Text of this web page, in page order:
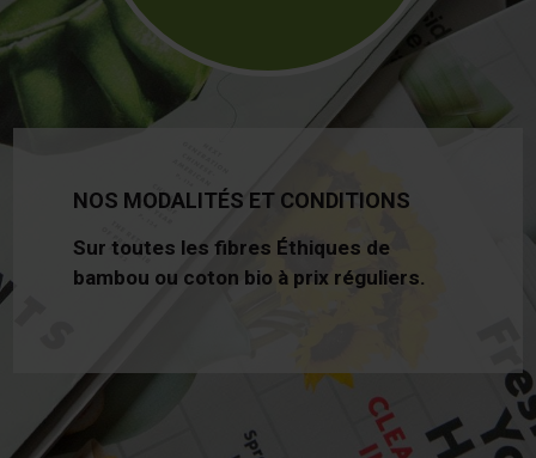
NOS MODALITÉS ET CONDITIONS
Sur toutes les fibres Éthiques de
bambou ou coton bio à prix réguliers.